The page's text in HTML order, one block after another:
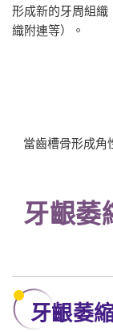
形成新的牙周組織
織附連等）。
當齒槽骨形成角
牙齦萎
牙齦萎